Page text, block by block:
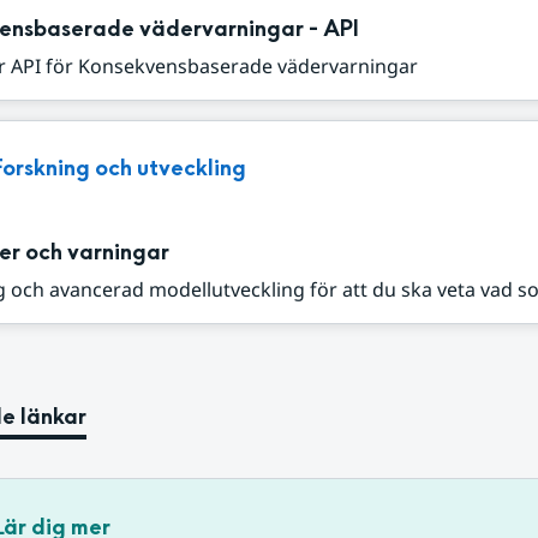
vädervarningar - API
API för Konsekvensbaserade vädervarningar
och utveckling
och varningar
och avancerad modellutveckling för att du ska veta vad
länkar
dig mer